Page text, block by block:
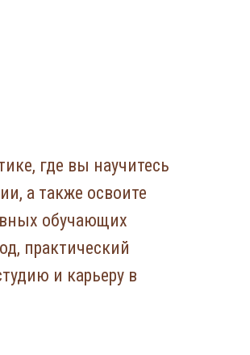
где вы научитесь
а также освоите
обучающих
практический
и карьеру в